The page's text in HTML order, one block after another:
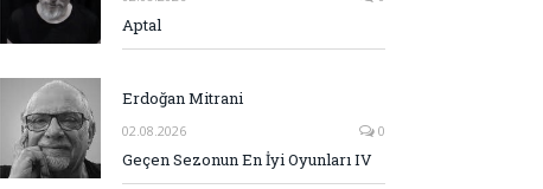
Aptal
Erdoğan Mitrani
02.08.2026 0
Geçen Sezonun En İyi Oyunları IV